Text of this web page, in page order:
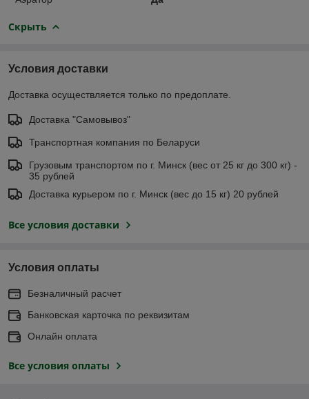
Скрыть
Условия доставки
Доставка осуществляется только по предоплате.
Доставка "Самовывоз"
Транспортная компания по Беларуси
Грузовым транспортом по г. Минск (вес от 25 кг до 300 кг) -
35 рублей
Доставка курьером по г. Минск (вес до 15 кг) 20 рублей
Все условия доставки
Условия оплаты
Безналичный расчет
Банковская карточка по реквизитам
Онлайн оплата
Все условия оплаты